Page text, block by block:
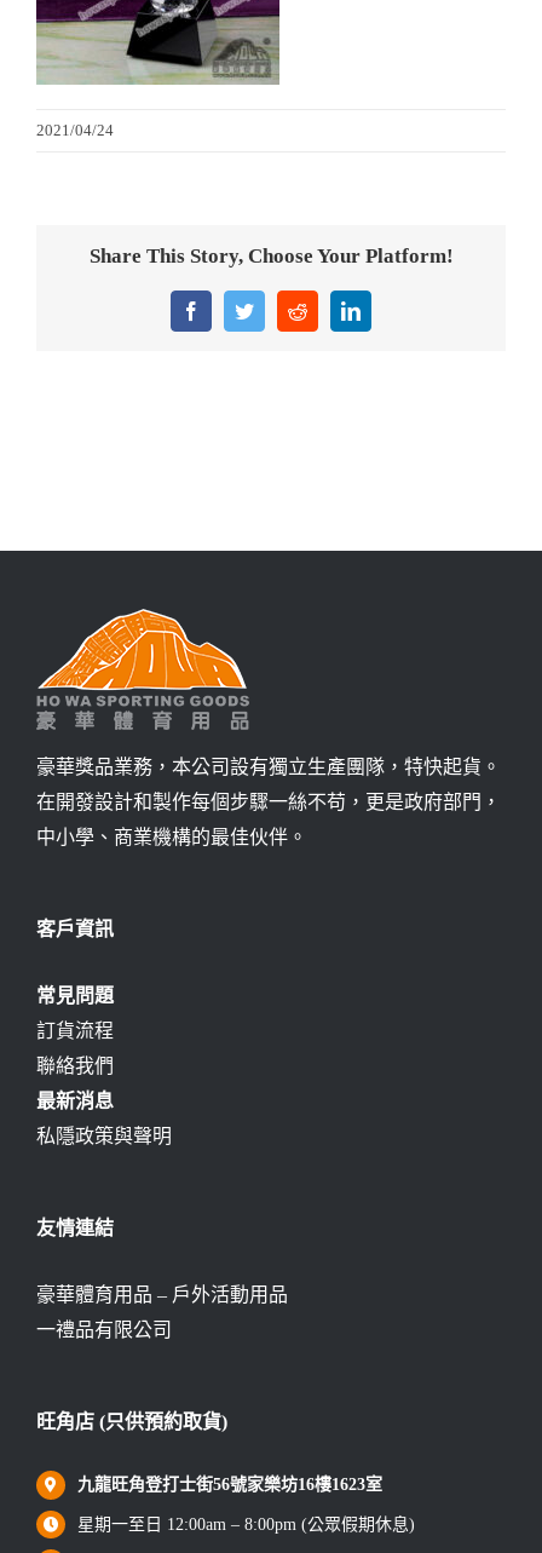
意大利獎盃
旗座/旗桿
2021/04/24
Share This Story, Choose Your Platform!
FacebookTwitterRedditLinkedIn
豪華獎品業務，本公司設有獨立生產團隊，特快起貨。
在開發設計和製作每個步驟一絲不苟，更是政府部門，
中小學、商業機構的最佳伙伴。
客戶資訊
常見問題
訂貨流程
聯絡我們
最新消息
私隱政策與聲明
友情連結
豪華體育用品 – 戶外活動用品
一禮品有限公司
旺角店 (只供預約取貨)
九龍旺角登打士街56號家樂坊16樓1623室
星期一至日 12:00am – 8:00pm (公眾假期休息)